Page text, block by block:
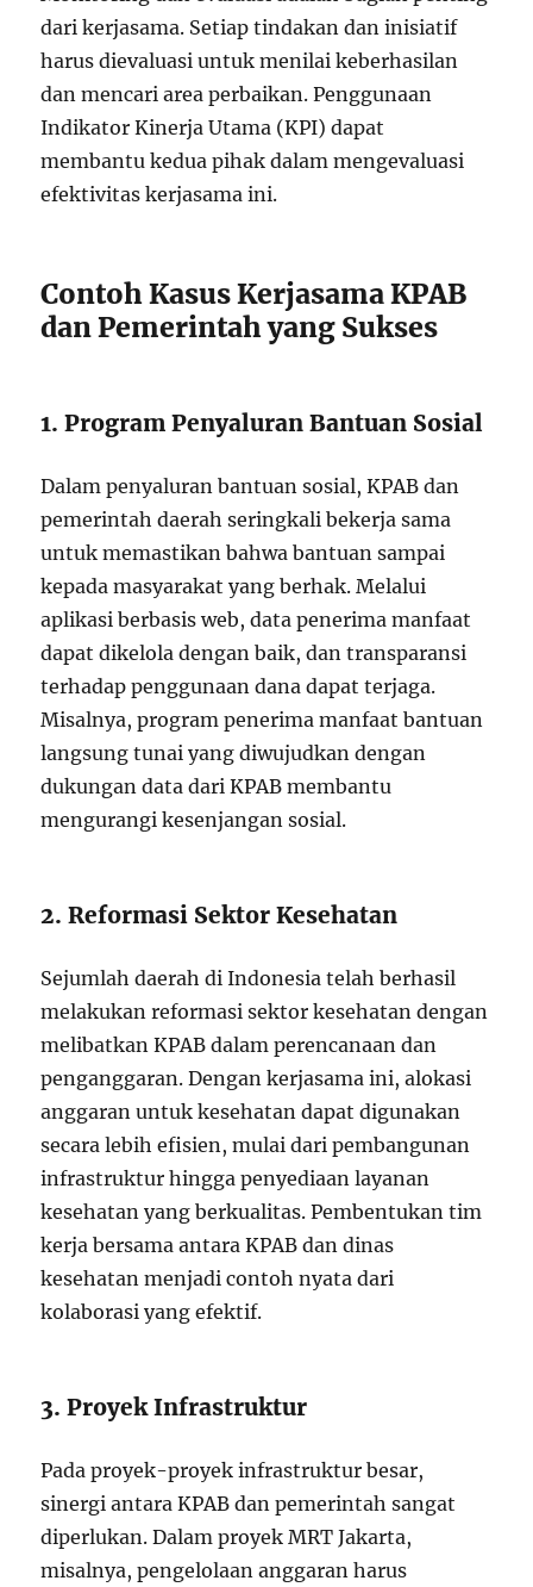
dari kerjasama. Setiap tindakan dan inisiatif
harus dievaluasi untuk menilai keberhasilan
dan mencari area perbaikan. Penggunaan
Indikator Kinerja Utama (KPI) dapat
membantu kedua pihak dalam mengevaluasi
efektivitas kerjasama ini.
Contoh Kasus Kerjasama KPAB
dan Pemerintah yang Sukses
1. Program Penyaluran Bantuan Sosial
Dalam penyaluran bantuan sosial, KPAB dan
pemerintah daerah seringkali bekerja sama
untuk memastikan bahwa bantuan sampai
kepada masyarakat yang berhak. Melalui
aplikasi berbasis web, data penerima manfaat
dapat dikelola dengan baik, dan transparansi
terhadap penggunaan dana dapat terjaga.
Misalnya, program penerima manfaat bantuan
langsung tunai yang diwujudkan dengan
dukungan data dari KPAB membantu
mengurangi kesenjangan sosial.
2. Reformasi Sektor Kesehatan
Sejumlah daerah di Indonesia telah berhasil
melakukan reformasi sektor kesehatan dengan
melibatkan KPAB dalam perencanaan dan
penganggaran. Dengan kerjasama ini, alokasi
anggaran untuk kesehatan dapat digunakan
secara lebih efisien, mulai dari pembangunan
infrastruktur hingga penyediaan layanan
kesehatan yang berkualitas. Pembentukan tim
kerja bersama antara KPAB dan dinas
kesehatan menjadi contoh nyata dari
kolaborasi yang efektif.
3. Proyek Infrastruktur
Pada proyek-proyek infrastruktur besar,
sinergi antara KPAB dan pemerintah sangat
diperlukan. Dalam proyek MRT Jakarta,
misalnya, pengelolaan anggaran harus